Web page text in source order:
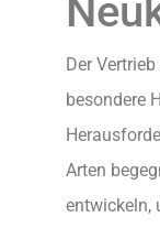
Der
besondere
Arten
entwickeln,